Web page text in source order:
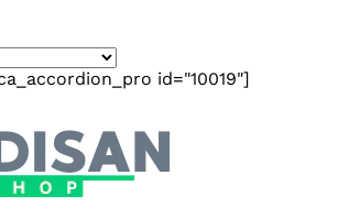
id="10019"]